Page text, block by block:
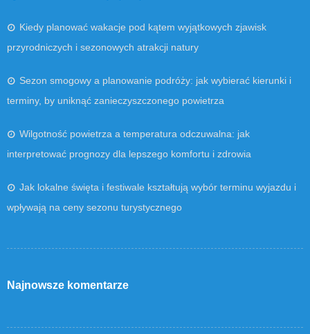
Kiedy planować wakacje pod kątem wyjątkowych zjawisk
przyrodniczych i sezonowych atrakcji natury
Sezon smogowy a planowanie podróży: jak wybierać kierunki i
terminy, by uniknąć zanieczyszczonego powietrza
Wilgotność powietrza a temperatura odczuwalna: jak
interpretować prognozy dla lepszego komfortu i zdrowia
Jak lokalne święta i festiwale kształtują wybór terminu wyjazdu i
wpływają na ceny sezonu turystycznego
Najnowsze komentarze